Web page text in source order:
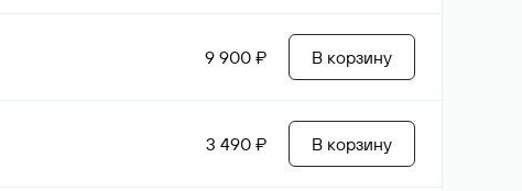
9 900 ₽ В корзину
3 490 ₽ В корзину